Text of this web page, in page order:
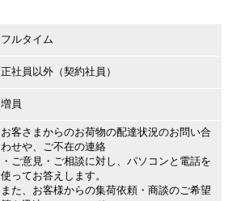
フルタイム
正社員以外（契約社員）
増員
お客さまからのお荷物の配達状況のお問い合
わせや、ご不在の連絡
・ご意見・ご相談に対し、パソコンと電話を
使ってお答えします。
また、お客様からの集荷依頼・商談のご希望